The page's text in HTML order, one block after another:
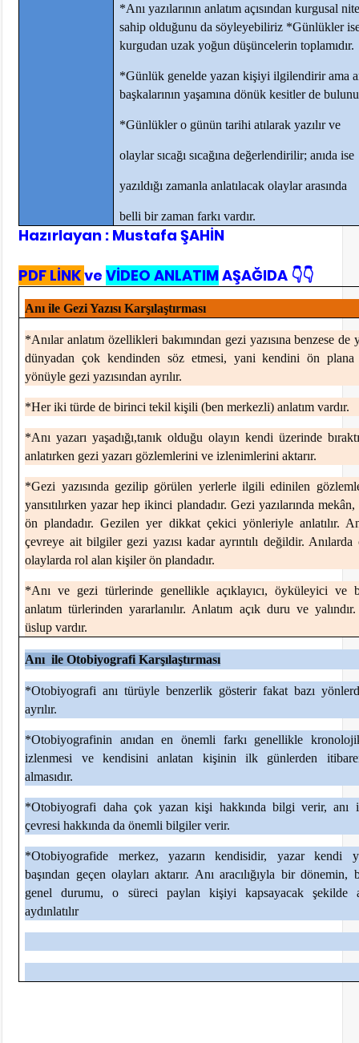
*Anı yazılarının anlatım açısından kurgusal
sahip olduğunu da söyleyebiliriz *Günlükler
kurgudan uzak yoğun düşüncelerin toplamıdır.
*Günlük genelde yazan kişiyi ilgilendirir ama
başkalarının yaşamına dönük kesitler de
*Günlükler o günün tarihi atılarak yazılır ve
olaylar sıcağı sıcağına değerlendirilir; anıda ise
yazıldığı zamanla anlatılacak olaylar arasında
belli bir zaman farkı vardır.
Hazırlayan : Mustafa ŞAHİN
PDF LİNKveVİDEO ANLATIMAŞAĞIDA 👇👇
Anı ile Gezi Yazısı Karşılaştırması
*Anılar anlatım özellikleri bakımından gezi yazısına benzese de
dünyadan çok kendinden söz etmesi, yani kendini ön plana
yönüyle gezi yazısından ayrılır.
*Her iki türde de birinci tekil kişili (ben merkezli) anlatım vardır.
*Anı yazarı yaşadığı,tanık olduğu olayın kendi üzerinde
anlatırken gezi yazarı gözlemlerini ve izlenimlerini aktarır.
*Gezi yazısında gezilip görülen yerlerle ilgili edinilen
yansıtılırken yazar hep ikinci plandadır. Gezi yazılarında
ön plandadır. Gezilen yer dikkat çekici yönleriyle anlatılır.
çevreye ait bilgiler gezi yazısı kadar ayrıntılı değildir.
olaylarda rol alan kişiler ön plandadır.
*Anı ve gezi türlerinde genellikle açıklayıcı, öyküleyici ve
anlatım türlerinden yararlanılır. Anlatım açık duru ve
üslup vardır.
Anı ile OtobiyografiKarşılaştırması
*Otobiyografi anı türüyle benzerlik gösterir fakat bazı
ayrılır.
*Otobiyografinin anıdan en önemli farkı genellikle
izlenmesi ve kendisini anlatan kişinin ilk günlerden
almasıdır.
*Otobiyografi daha çok yazan kişi hakkında bilgi verir, anı
çevresi hakkında da önemli bilgiler verir.
*Otobiyografide merkez, yazarın kendisidir, yazar kendi
başından geçen olayları aktarır. Anı aracılığıyla bir dönemin,
genel durumu, o süreci paylan kişiyi kapsayacak şekilde
aydınlatılır